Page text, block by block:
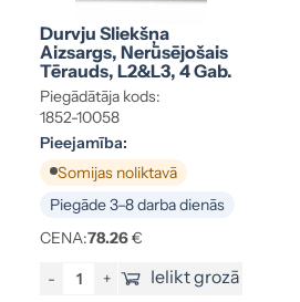
Durvju Sliekšņa
Aizsargs, Nerūsējošais
Tērauds, L2&L3, 4 Gab.
Piegādātāja kods:
1852-10058
Pieejamība:
Somijas noliktavā
Piegāde 3–8 darba dienās
CENA:78.26€
- + Ielikt grozā